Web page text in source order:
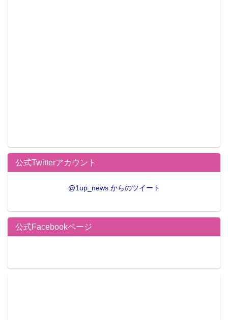
公式Twitterアカウント
@1up_news からのツイート
公式Facebookページ